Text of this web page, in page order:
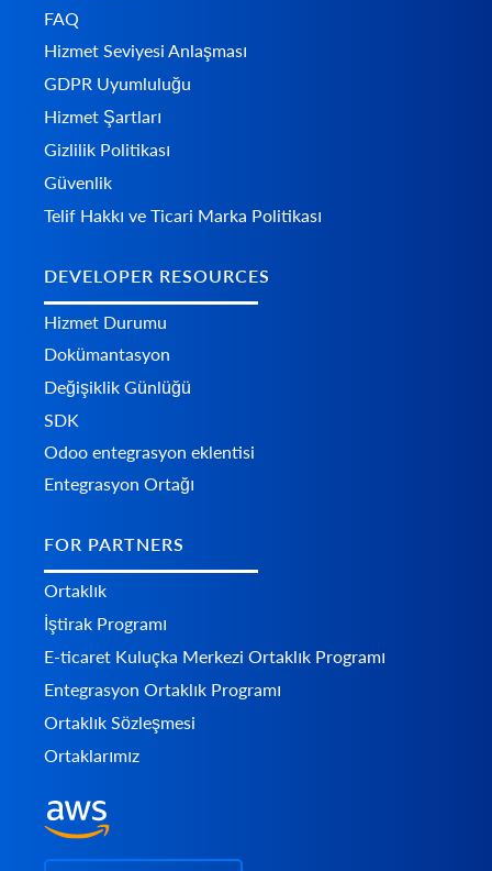
FAQ
Hizmet Seviyesi Anlaşması
GDPR Uyumluluğu
Hizmet Şartları
Gizlilik Politikası
Güvenlik
Telif Hakkı ve Ticari Marka Politikası
DEVELOPER RESOURCES
Hizmet Durumu
Dokümantasyon
Değişiklik Günlüğü
SDK
Odoo entegrasyon eklentisi
Entegrasyon Ortağı
FOR PARTNERS
Ortaklık
İştirak Programı
E-ticaret Kuluçka Merkezi Ortaklık Programı
Entegrasyon Ortaklık Programı
Ortaklık Sözleşmesi
Ortaklarımız